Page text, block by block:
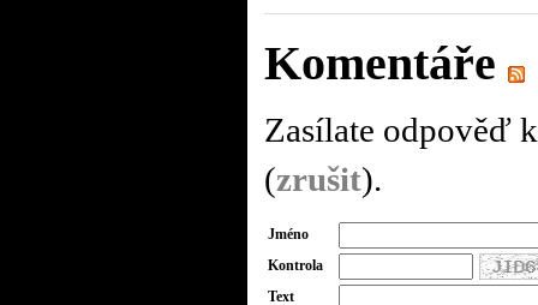
Komentáře
Zasílate odpověď
(zrušit).
Jméno
Kontrola
Text